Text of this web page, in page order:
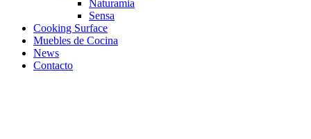
Naturamia
Sensa
Cooking Surface
Muebles de Cocina
News
Contacto